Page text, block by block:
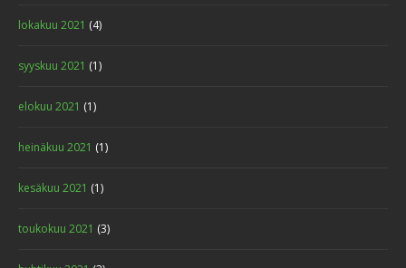
lokakuu 2021 (4)
syyskuu 2021 (1)
elokuu 2021 (1)
heinäkuu 2021 (1)
kesäkuu 2021 (1)
toukokuu 2021 (3)